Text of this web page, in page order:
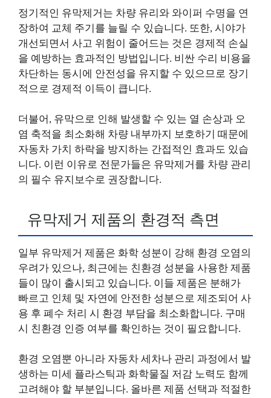
정기적인 유막제거는 차량 유리와 와이퍼 수명을 연
장하여 교체 주기를 늘릴 수 있습니다. 또한, 시야가
개선되면서 사고 위험이 줄어드는 것은 경제적 손실
을 예방하는 효과적인 방법입니다. 비싼 수리 비용을
차단하는 동시에 안전성을 유지할 수 있으므로 장기
적으로 경제적 이득이 큽니다.
더불어, 유막으로 인해 발생할 수 있는 열 손상과 오
염 축적을 최소화해 차량 내부까지 보호하기 때문에
자동차 가치 하락을 방지하는 간접적인 효과도 있습
니다. 이런 이유로 전문가들은 유막제거를 차량 관리
의 필수 유지보수로 권장합니다.
유막제거 제품의 환경적 측면
일부 유막제거 제품은 화학 성분이 강해 환경 오염의
우려가 있으나, 최근에는 친환경 성분을 사용한 제품
들이 많이 출시되고 있습니다. 이들 제품은 분해가
빠르고 인체 및 자연에 안전한 성분으로 제조되어 사
용 후 폐수 처리 시 환경 부담을 최소화합니다. 구매
시 친환경 인증 여부를 확인하는 것이 필요합니다.
환경 오염뿐 아니라 자동차 세차나 관리 과정에서 발
생하는 미세 플라스틱과 화학물질 저감 노력도 함께
고려해야 할 부분입니다. 올바른 제품 선택과 적절한